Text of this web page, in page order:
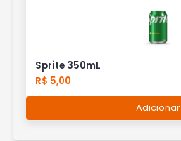
Sprite 350mL
R$ 5,00
Adicionar